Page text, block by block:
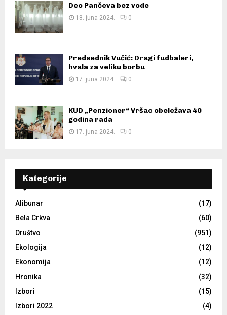
Deo Pančeva bez vode
18. juna 2024. 0
Predsednik Vučić: Dragi fudbaleri,
hvala za veliku borbu
17. juna 2024. 0
KUD „Penzioner“ Vršac obeležava 40
godina rada
17. juna 2024. 0
Kategorije
Alibunar
(17)
Bela Crkva
(60)
Društvo
(951)
Ekologija
(12)
Ekonomija
(12)
Hronika
(32)
Izbori
(15)
Izbori 2022
(4)